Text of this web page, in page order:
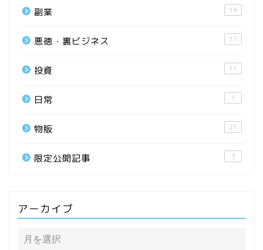
副業 14
悪徳・裏ビジネス 17
投資 11
日常 1
物販 21
限定公開記事 3
アーカイブ